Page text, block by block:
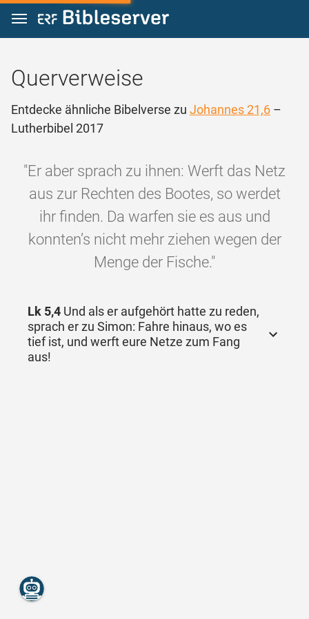
Zum Inhalt springen
Querverweise
Entdecke ähnliche Bibelverse zu Johannes 21,6 –
Lutherbibel 2017
"Er aber sprach zu ihnen: Werft das Netz
aus zur Rechten des Bootes, so werdet
ihr finden. Da warfen sie es aus und
konnten’s nicht mehr ziehen wegen der
Menge der Fische."
Lk 5,4 Und als er aufgehört hatte zu reden,
sprach er zu Simon: Fahre hinaus, wo es
tief ist, und werft eure Netze zum Fang
aus!